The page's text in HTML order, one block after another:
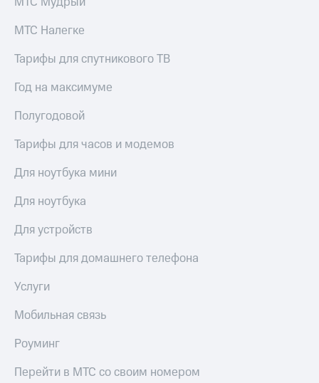
МТС Налегке
Тарифы для спутникового ТВ
Год на максимуме
Полугодовой
Тарифы для часов и модемов
Для ноутбука мини
Для ноутбука
Для устройств
Тарифы для домашнего телефона
Услуги
Мобильная связь
Роуминг
Перейти в МТС со своим номером